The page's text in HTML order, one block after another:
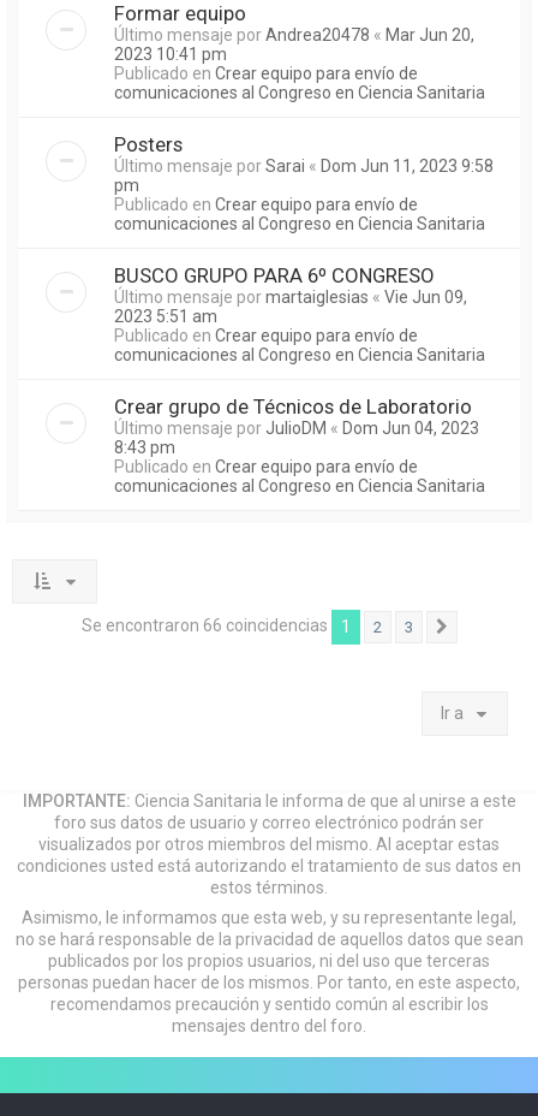
Formar equipo
Último mensaje porAndrea20478 « Mar Jun 20,
2023 10:41 pm
Publicado en Crear equipo para envío de
comunicaciones al Congreso en Ciencia Sanitaria
Posters
Último mensaje porSarai « Dom Jun 11, 2023 9:58
pm
Publicado en Crear equipo para envío de
comunicaciones al Congreso en Ciencia Sanitaria
BUSCO GRUPO PARA 6º CONGRESO
Último mensaje pormartaiglesias « Vie Jun 09,
2023 5:51 am
Publicado en Crear equipo para envío de
comunicaciones al Congreso en Ciencia Sanitaria
Crear grupo de Técnicos de Laboratorio
Último mensaje por JulioDM « Dom Jun 04, 2023
8:43 pm
Publicado en Crear equipo para envío de
comunicaciones al Congreso en Ciencia Sanitaria
Se encontraron 66 coincidencias 1 2 3
Ir a
IMPORTANTE: Ciencia Sanitaria le informa de que al unirse a este
foro sus datos de usuario y correo electrónico podrán ser
visualizados por otros miembros del mismo. Al aceptar estas
condiciones usted está autorizando el tratamiento de sus datos en
estos términos.
Asimismo, le informamos que esta web, y su representante legal,
no se hará responsable de la privacidad de aquellos datos que sean
publicados por los propios usuarios, ni del uso que terceras
personas puedan hacer de los mismos. Por tanto, en este aspecto,
recomendamos precaución y sentido común al escribir los
mensajes dentro del foro.